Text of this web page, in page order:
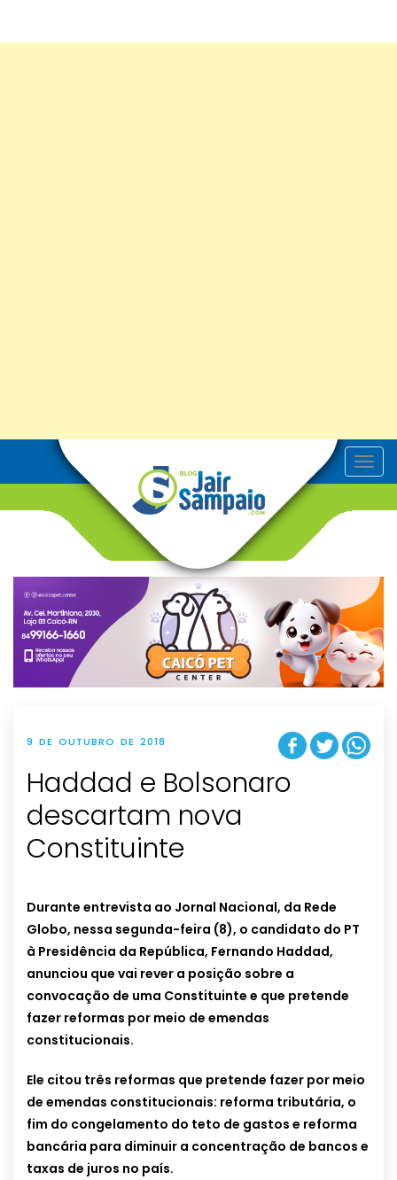
T
o
v
g
t
i
o
n
9 DE OUTUBRO DE 2018
Haddad e Bolsonaro
descartam nova
Constituinte
Durante entrevista ao Jornal Nacional, da Rede
Globo, nessa segunda-feira (8), o candidato do PT
à Presidência da República, Fernando Haddad,
anunciou que vai rever a posição sobre a
convocação de uma Constituinte e que pretende
fazer reformas por meio de emendas
constitucionais.
Ele citou três reformas que pretende fazer por meio
de emendas constitucionais: reforma tributária, o
fim do congelamento do teto de gastos e reforma
bancária para diminuir a concentração de bancos e
taxas de juros no país.